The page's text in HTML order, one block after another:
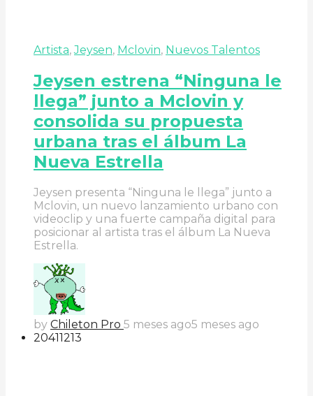
Artista,Jeysen, Mclovin, Nuevos Talentos
Jeysen estrena “Ninguna le
llega” junto a Mclovin y
consolida su propuesta
urbana tras el álbum La
Nueva Estrella
Jeysen presenta “Ninguna le llega” junto a
Mclovin, un nuevo lanzamiento urbano con
videoclip y una fuerte campaña digital para
posicionar al artista tras el álbum La Nueva
Estrella.
by Chileton Pro 5 meses ago5 meses ago
20411213